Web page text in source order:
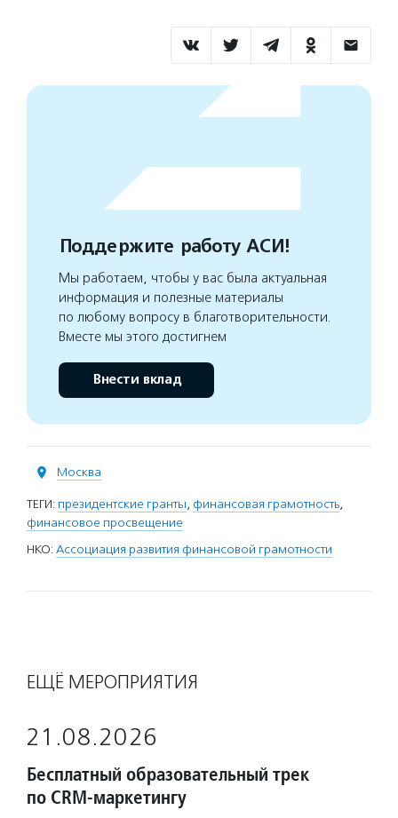
Поддержите работу АСИ!
Мы работаем, чтобы у вас была актуальная
информация и полезные материалы
по любому вопросу в благотворительности.
Вместе мы этого достигнем
Внести вклад
Москва
ТЕГИ: президентские гранты, финансовая грамотность,
финансовое просвещение
НКО: Ассоциация развития финансовой грамотности
ЕЩЁ МЕРОПРИЯТИЯ
21.08.2026
Бесплатный образовательный трек
по CRM-маркетингу